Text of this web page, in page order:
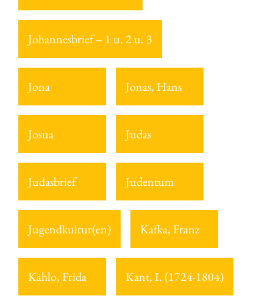
Johannesbrief – 1 u. 2 u. 3
Jona Jonas, Hans
Josua Judas
Judasbrief Judentum
Jugendkultur(en) Kafka, Franz
Kahlo, Frida Kant, I. (1724-1804)